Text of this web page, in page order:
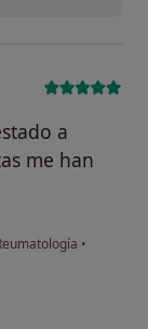
a
me han
•